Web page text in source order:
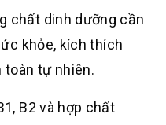
chất dinh dưỡng cần
khỏe, kích thích
toàn tự nhiên.
B2 và hợp chất